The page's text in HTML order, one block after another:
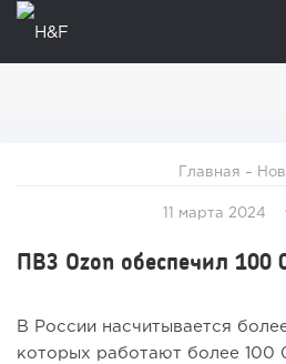
Главная –
11 марта 2024
ПВЗ Ozon обеспечил 100
В России насчитывается
которых работают более 100